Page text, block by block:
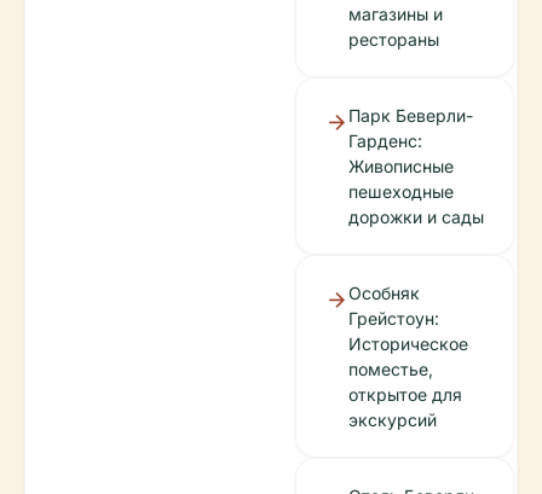
магазины и
рестораны
Парк Беверли-
Гарденс:
Живописные
пешеходные
дорожки и сады
Особняк
Грейстоун:
Историческое
поместье,
открытое для
экскурсий